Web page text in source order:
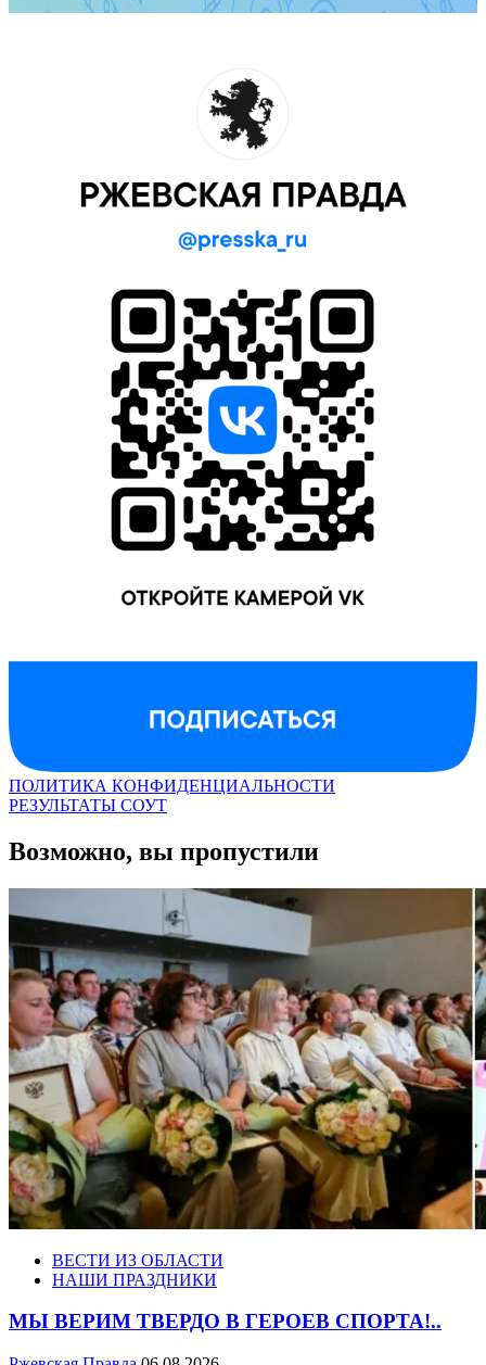
ПОЛИТИКА КОНФИДЕНЦИАЛЬНОСТИ
РЕЗУЛЬТАТЫ СОУТ
Возможно, вы пропустили
ВЕСТИ ИЗ ОБЛАСТИ
НАШИ ПРАЗДНИКИ
МЫ ВЕРИМ ТВЕРДО В ГЕРОЕВ СПОРТА!..